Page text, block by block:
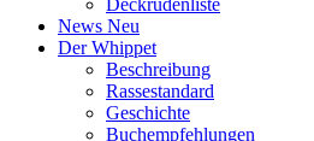
Deckrüdenliste
News Neu
Der Whippet
Beschreibung
Rassestandard
Geschichte
Buchempfehlungen